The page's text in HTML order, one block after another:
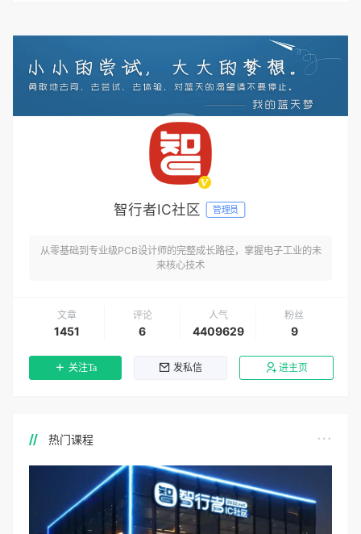
智行者IC社区 管理员
从零基础到专业级PCB设计师的完整成长路径，掌握电子工业的未
来核心技术
文章
1451
评论
6
人气
4409629
粉丝
9
关注Ta 发私信 进主页
热门课程